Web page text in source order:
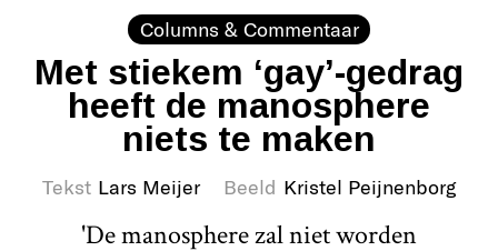
Columns & Commentaar
Met stiekem ‘gay’-gedrag
heeft de manosphere
niets te maken
Tekst Lars Meijer Beeld Kristel Peijnenborg
'De manosphere zal niet worden